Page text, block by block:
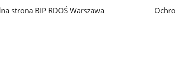
strona BIP RDOŚ Warszawa